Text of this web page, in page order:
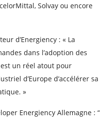
Solvay ou encore
d’Energiency : « La
dans l’adoption des
un réel atout pour
d’Europe d’accélérer sa
»
Energiency Allemagne : “